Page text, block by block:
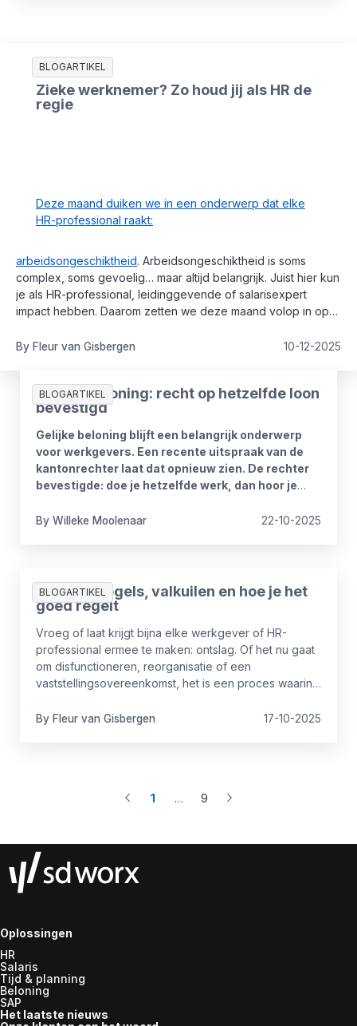
BLOGARTIKEL
Zieke werknemer? Zo houd jij als HR de
regie
Deze maand duiken we in een onderwerp dat elke
HR-professional raakt:
arbeidsongeschiktheid. Arbeidsongeschiktheid is soms
complex, soms gevoelig… maar altijd belangrijk. Juist hier kun
je als HR-professional, leidinggevende of salarisexpert
impact hebben. Daarom zetten we deze maand volop in op
en re-integratie.
By Fleur van Gisbergen 10-12-2025
BLOGARTIKEL
Gelijke beloning: recht op hetzelfde loon
bevestigd
Gelijke beloning blijft een belangrijk onderwerp
voor werkgevers. Een recente uitspraak van de
kantonrechter laat dat opnieuw zien. De rechter
bevestigde: doe je hetzelfde werk, dan hoor je
By Willeke Moolenaar 22-10-2025
BLOGARTIKEL
Ontslag: regels, valkuilen en hoe je het
goed regelt
Vroeg of laat krijgt bijna elke werkgever of HR-
professional ermee te maken: ontslag. Of het nu gaat
om disfunctioneren, reorganisatie of een
vaststellingsovereenkomst, het is een proces waarin
kleine fout kan grote gevolgen hebben. Belangrijk
By Fleur van Gisbergen 17-10-2025
1
…
9
Oplossingen
HR
Salaris
Tijd & planning
Beloning
SAP
Het laatste nieuws